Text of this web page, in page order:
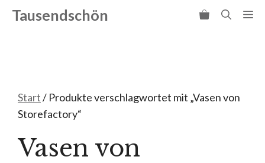
Zum
Inhalt
Tausendschön
Start/ Produkte verschlagwortet mit „Vasen von
Storefactory“
Vasen von